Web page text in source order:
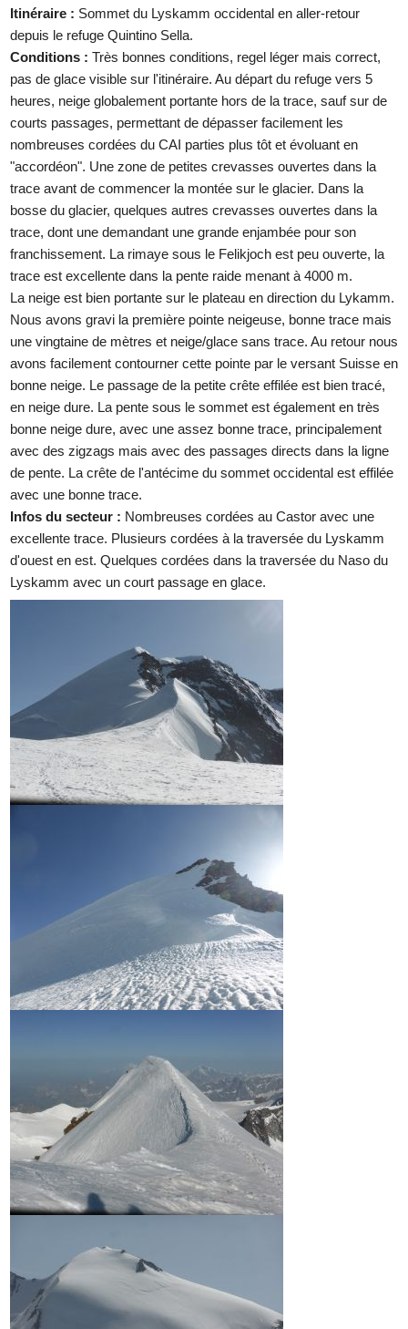
Itinéraire : Sommet du Lyskamm occidental en aller-retour
depuis le refuge Quintino Sella.
Conditions : Très bonnes conditions, regel léger mais correct,
pas de glace visible sur l'itinéraire. Au départ du refuge vers 5
heures, neige globalement portante hors de la trace, sauf sur de
courts passages, permettant de dépasser facilement les
nombreuses cordées du CAI parties plus tôt et évoluant en
"accordéon". Une zone de petites crevasses ouvertes dans la
trace avant de commencer la montée sur le glacier. Dans la
bosse du glacier, quelques autres crevasses ouvertes dans la
trace, dont une demandant une grande enjambée pour son
franchissement. La rimaye sous le Felikjoch est peu ouverte, la
trace est excellente dans la pente raide menant à 4000 m.
La neige est bien portante sur le plateau en direction du Lykamm.
Nous avons gravi la première pointe neigeuse, bonne trace mais
une vingtaine de mètres et neige/glace sans trace. Au retour nous
avons facilement contourner cette pointe par le versant Suisse en
bonne neige. Le passage de la petite crête effilée est bien tracé,
en neige dure. La pente sous le sommet est également en très
bonne neige dure, avec une assez bonne trace, principalement
avec des zigzags mais avec des passages directs dans la ligne
de pente. La crête de l'antécime du sommet occidental est effilée
avec une bonne trace.
Infos du secteur : Nombreuses cordées au Castor avec une
excellente trace. Plusieurs cordées à la traversée du Lyskamm
d'ouest en est. Quelques cordées dans la traversée du Naso du
Lyskamm avec un court passage en glace.